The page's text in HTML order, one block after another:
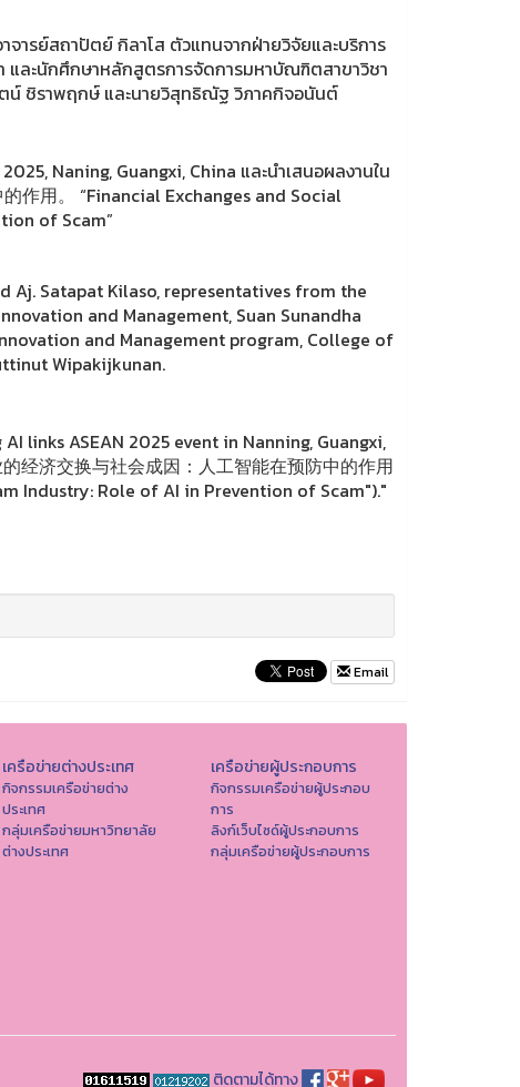
ารย์สถาปัตย์ กิลาโส ตัวแทนจากฝ่ายวิจัยและบริการ
และนักศึกษาหลักสูตรการจัดการมหาบัณฑิตสาขาวิชา
ตน์ ชิราพฤกษ์ และนายวิสุทธิณัฐ วิภาคกิจอนันต์
Naning, Guangxi, China และนำเสนอผลงานใน
作用。 “Financial Exchanges and Social
of Scam”
Aj. Satapat Kilaso, representatives from the
and Management, Suan Sunandha
and Management program, College of
Wipakijkunan.
ASEAN 2025 event in Nanning, Guangxi,
经济交换与社会成因：人工智能在预防中的作用
Industry: Role of AI in Prevention of Scam")."
Email
เครือข่ายต่างประเทศ
กิจกรรมเครือข่ายต่าง
ประเทศ
กลุ่มเครือข่ายมหาวิทยาลัย
ต่างประเทศ
เครือข่ายผู้ประกอบการ
กิจกรรมเครือข่ายผู้ประกอบ
การ
ลิงก์เว็บไซด์ผู้ประกอบการ
กลุ่มเครือข่ายผู้ประกอบการ
ติดตามได้ทาง